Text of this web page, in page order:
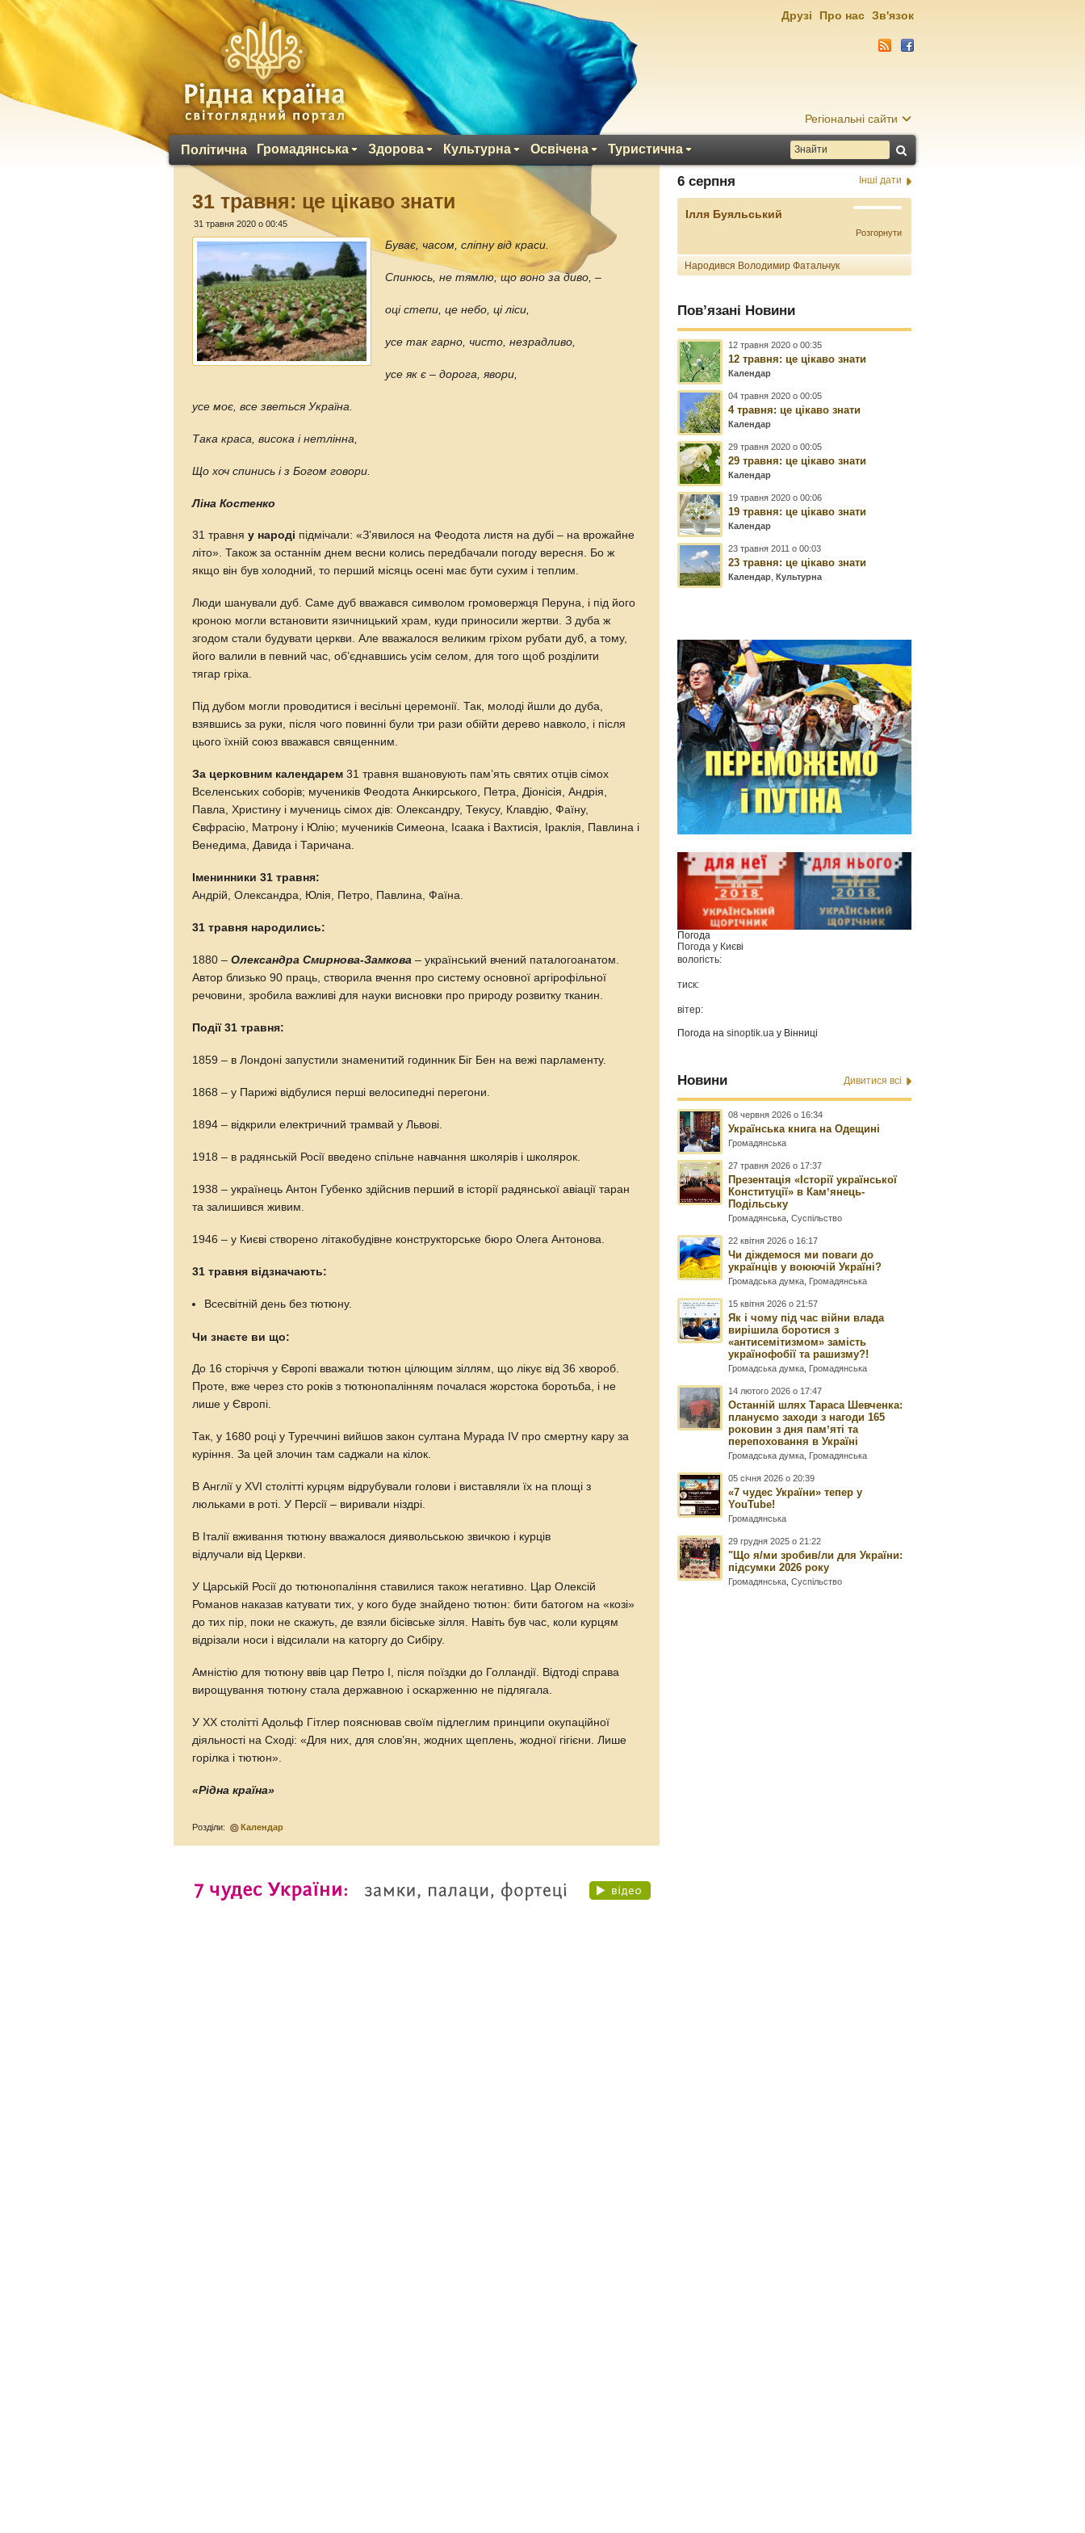
Регіональні сайти
Політична Громадянська Здорова Культурна Освічена Туристична
Друзі Про нас Зв'язок
31 травня: це цікаво знати
31 травня 2020 о 00:45
Буває, часом, сліпну від краси.
Спинюсь, не тямлю, що воно за диво, –
оці степи, це небо, ці ліси,
усе так гарно, чисто, незрадливо,
усе як є – дорога, явори,
усе моє, все зветься Україна.
Така краса, висока і нетлінна,
Що хоч спинись і з Богом говори.
Ліна Костенко
31 травняу народі підмічали: «З’явилося на Феодота листя на дубі – на врожайне
літо». Також за останнім днем весни колись передбачали погоду вересня. Бо ж
якщо він був холодний, то перший місяць осені має бути сухим і теплим.
Люди шанували дуб. Саме дуб вважався символом громовержця Перуна, і під його
кроною могли встановити язичницький храм, куди приносили жертви. З дуба ж
згодом стали будувати церкви. Але вважалося великим гріхом рубати дуб, а тому,
його валили в певний час, об’єднавшись усім селом, для того щоб розділити
тягар гріха.
Під дубом могли проводитися і весільні церемонії. Так, молоді йшли до дуба,
взявшись за руки, після чого повинні були три рази обійти дерево навколо, і після
цього їхній союз вважався священним.
За церковним календарем 31 травня вшановують пам’ять святих отців сімох
Вселенських соборів; мучеників Феодота Анкирського, Петра, Діонісія, Андрія,
Павла, Христину і мучениць сімох дів: Олександру, Текусу, Клавдію, Фаїну,
Євфрасію, Матрону і Юлію; мучеників Симеона, Ісаака і Вахтисія, Іраклія, Павлина і
Венедима, Давида і Таричана.
Іменинники 31 травня:
Андрій, Олександра, Юлія, Петро, Павлина, Фаїна.
31 травня народились:
1880 –Олександра Смирнова-Замкова – український вчений паталогоанатом.
Автор близько 90 праць, створила вчення про систему основної аргірофільної
речовини, зробила важливі для науки висновки про природу розвитку тканин.
Події 31 травня:
1859 – в Лондоні запустили знаменитий годинник Біг Бен на вежі парламенту.
1868 – у Парижі відбулися перші велосипедні перегони.
1894 – відкрили електричний трамвай у Львові.
1918 – в радянській Росії введено спільне навчання школярів і школярок.
1938 – українець Антон Губенко здійснив перший в історії радянської авіації таран
та залишився живим.
1946 – у Києві створено літакобудівне конструкторське бюро Олега Антонова.
31 травня відзначають:
Всесвітній день без тютюну.
Чи знаєте ви що:
До 16 сторіччя у Європі вважали тютюн цілющим зіллям, що лікує від 36 хвороб.
Проте, вже через сто років з тютюнопалінням почалася жорстока боротьба, і не
лише у Європі.
Так, у 1680 році у Туреччині вийшов закон султана Мурада IV про смертну кару за
куріння. За цей злочин там саджали на кілок.
В Англії у XVI столітті курцям відрубували голови і виставляли їх на площі з
люльками в роті. У Персії – виривали ніздрі.
В Італії вживання тютюну вважалося диявольською звичкою і курців
відлучали від Церкви.
У Царській Росії до тютюнопаління ставилися також негативно. Цар Олексій
Романов наказав катувати тих, у кого буде знайдено тютюн: бити батогом на «козі»
до тих пір, поки не скажуть, де взяли бісівське зілля. Навіть був час, коли курцям
відрізали носи і відсилали на каторгу до Сибіру.
Амністію для тютюну ввів цар Петро I, після поїздки до Голландії. Відтоді справа
вирощування тютюну стала державною і оскарженню не підлягала.
У XX столітті Адольф Гітлер пояснював своїм підлеглим принципи окупаційної
діяльності на Сході: «Для них, для слов’ян, жодних щеплень, жодної гігієни. Лише
горілка і тютюн».
«Рідна країна»
Розділи: Календар
6 серпня Інші дати
Ілля Буяльський
Розгорнути
Народився Володимир Фатальчук
Пов’язані Новини
12 травня 2020 о 00:35
12 травня: це цікаво знати
Календар
04 травня 2020 о 00:05
4 травня: це цікаво знати
Календар
29 травня 2020 о 00:05
29 травня: це цікаво знати
Календар
19 травня 2020 о 00:06
19 травня: це цікаво знати
Календар
23 травня 2011 о 00:03
23 травня: це цікаво знати
Календар ,Культурна
Погода
Погода у Києві
вологість:
тиск:
вітер:
Погода наsinoptik.ua у Вінниці
Новини Дивитися всі
08 червня 2026 о 16:34
Українська книга на Одещині
Громадянська
27 травня 2026 о 17:37
Презентація «Історії української
Конституції» в Камʼянець-
Подільську
Громадянська ,Суспільство
22 квітня 2026 о 16:17
Чи діждемося ми поваги до
українців у воюючій Україні?
Громадська думка Громадянська
15 квітня 2026 о 21:57
Як і чому під час війни влада
вирішила боротися з
«антисемітизмом» замість
українофобії та рашизму?!
Громадська думка Громадянська
14 лютого 2026 о 17:47
Останній шлях Тараса Шевченка:
плануємо заходи з нагоди 165
роковин з дня памʼяті та
перепоховання в Україні
Громадська думка Громадянська
05 січня 2026 о 20:39
«7 чудес України» тепер у
YouTube!
Громадянська
29 грудня 2025 о 21:22
"Що я/ми зробив/ли для України:
підсумки 2026 року
Громадянська ,Суспільство